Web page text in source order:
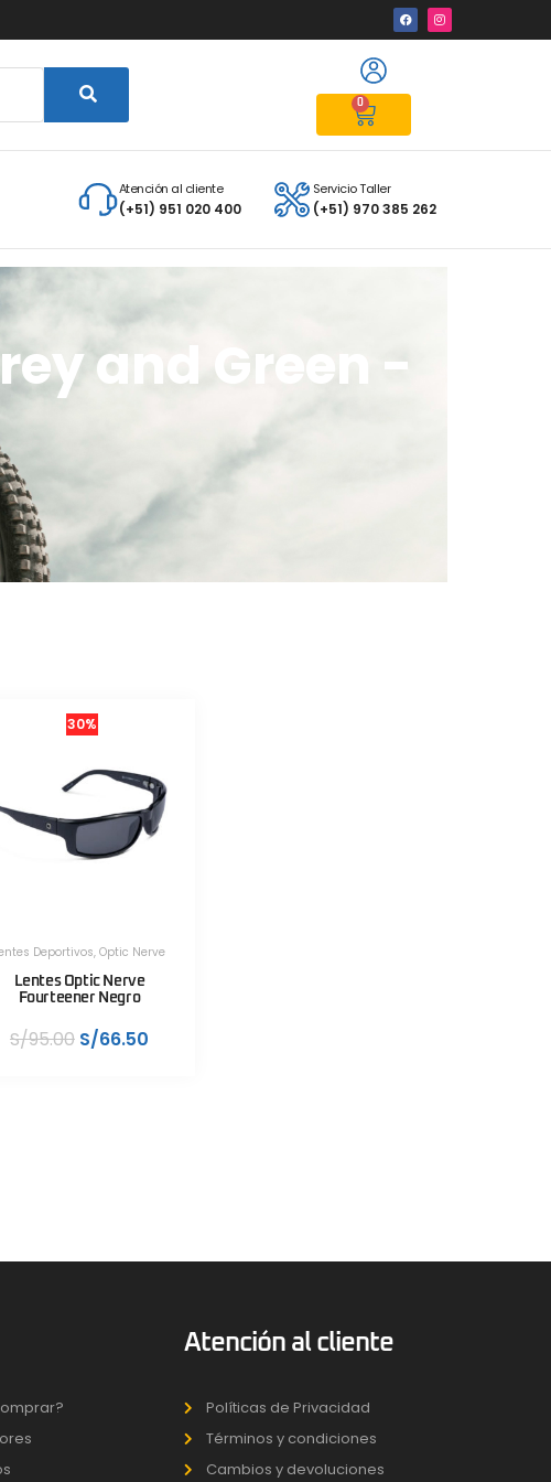
0
Atención al cliente
(+51) 951 020 400
Servicio Taller
(+51) 970 385 262
and Green -
30%
Deportivos,Optic Nerve
Lentes Optic Nerve
Fourteener Negro
S/95.00 S/66.50
Atención al cliente
Políticas de Privacidad
Términos y condiciones
Cambios y devoluciones